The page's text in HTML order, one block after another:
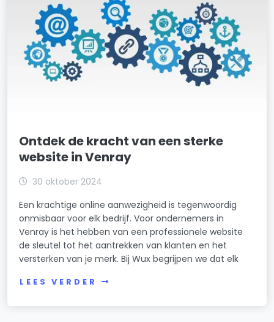
Ontdek de kracht van een sterke
website in Venray
30 oktober 2024
Een krachtige online aanwezigheid is tegenwoordig
onmisbaar voor elk bedrijf. Voor ondernemers in
Venray is het hebben van een professionele website
de sleutel tot het aantrekken van klanten en het
versterken van je merk. Bij Wux begrijpen we dat elk
LEES VERDER